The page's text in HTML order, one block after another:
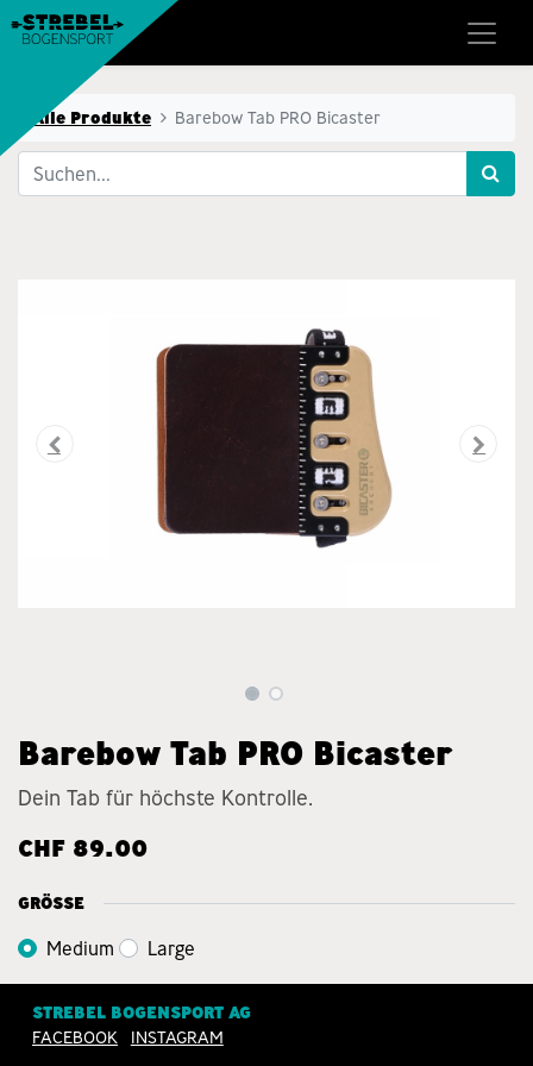
Alle Produkte Barebow Tab PRO Bicaster
Barebow Tab PRO Bicaster
Dein Tab für höchste Kontrolle.
CHF 89.00
GRÖSSE
Medium Large
RH/LH
RH LH
STREBEL BOGENSPORT AG
FACEBOOK
INSTAGRAM